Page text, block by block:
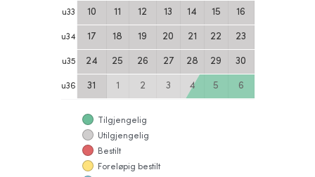
u33 10 11 12 13 14 15 16
u34 17 18 19 20 21 22 23
u35 24 25 26 27 28 29 30
u36 31 1 2 3 4 5 6
Tilgjengelig
Utilgjengelig
Bestilt
Foreløpig bestilt